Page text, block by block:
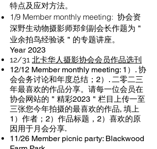
特点及应对方法。
1/9 Member monthly meeting: 协会资
深野生动物摄影师郑剑副会长作题为＂
业余拍鸟经验谈＂的专题讲座。
Year 2023
12/31 北卡华人摄影协会会员作品选刊
12/12 Member monthly meeting: 1）. 协
会会务讨论和年度总结；2）. 二零二三
年最喜欢的作品分享。请每一位会员在
协会网站的＂精彩2023＂栏目上传一至
三张您今年拍摄的最喜欢的作品, 填上
1）作者；2）作品标题，2）喜欢的原
因用于月会分享.
11/26 Member picnic party: Blackwood